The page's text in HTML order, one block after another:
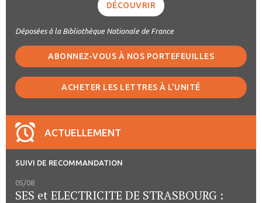
DÉCOUVRIR
Déposées à la Bibliothèque Nationale de France
ABONNEZ-VOUS À NOS PORTEFEUILLES
ACHETER LES LETTRES À L'UNITÉ
ACTUELLEMENT
SUIVI DE RECOMMANDATION
05/08
SES et ELECTRICITE DE STRASBOURG :